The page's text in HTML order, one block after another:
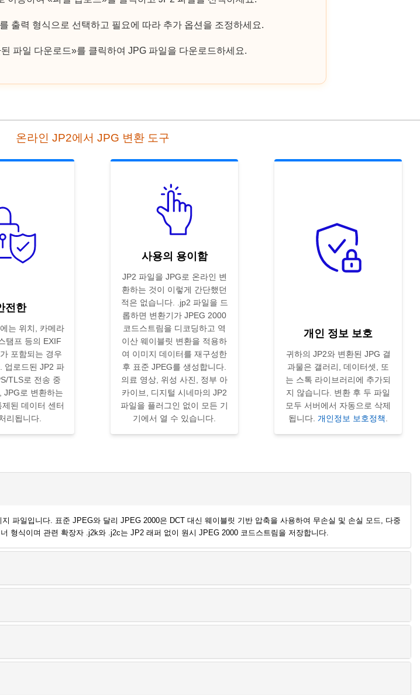
출력 형식으로 선택하고 필요에 따라 추가 옵션을 조정하세요.
파일 다운로드»를 클릭하여 JPG 파일을 다운로드하세요.
온라인 JP2에서 JPG 변환 도구
전한
는 위치, 카메라
탬프 등의 EXIF
포함되는 경우
업로드된 JP2 파
TLS로 전송 중
JPG로 변환하는
된 데이터 센터
리됩니다.
사용의 용이함
JP2 파일을 JPG로 온라인 변
환하는 것이 이렇게 간단했던
적은 없습니다. .jp2 파일을 드
롭하면 변환기가 JPEG 2000
코드스트림을 디코딩하고 역
이산 웨이블릿 변환을 적용하
여 이미지 데이터를 재구성한
후 표준 JPEG를 생성합니다.
의료 영상, 위성 사진, 정부 아
카이브, 디지털 시네마의 JP2
파일을 플러그인 없이 모든 기
기에서 열 수 있습니다.
개인 정보 보호
귀하의 JP2와 변환된 JPG 결
과물은 갤러리, 데이터셋, 또
는 스톡 라이브러리에 추가되
지 않습니다. 변환 후 두 파일
모두 서버에서 자동으로 삭제
됩니다. 개인정보 보호정책
파일입니다. 표준 JPEG와 달리 JPEG 2000은 DCT 대신 웨이블릿 기반 압축을 사용하여 무손실 및 손실 모드, 다중
형식이며 관련 확장자 .j2k와 .j2c는 JP2 래퍼 없이 원시 JPEG 2000 코드스트림을 저장합니다.